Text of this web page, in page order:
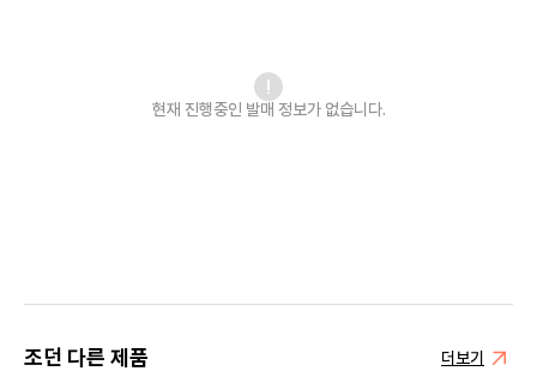
현재 진행중인 발매 정보가 없습니다.
조던 다른 제품 더보기